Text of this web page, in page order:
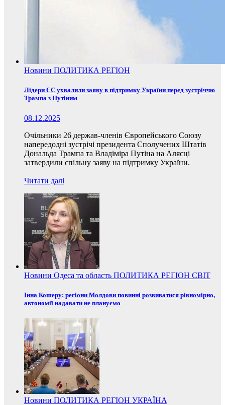
Новини ПОЛИТИКА РЕГІОН
Лідери ЄС ухвалили заяву в підтримку України перед зустріччю
Трампа з Путіним
08.12.2025
Очільники 26 держав-членів Європейського Союзу
напередодні зустрічі президента Сполучених Штатів
Дональда Трампа та Владіміра Путіна на Алясці
затвердили спільну заяву на підтримку України.
Читати далі
Новини Одеса та область ПОЛИТИКА РЕГІОН СВІТ
Інна Кошеру: регіони Молдови повинні розвиватися рівномірно,
автономії надавати не плануємо
Новини ПОЛИТИКА РЕГІОН УКРАЇНА